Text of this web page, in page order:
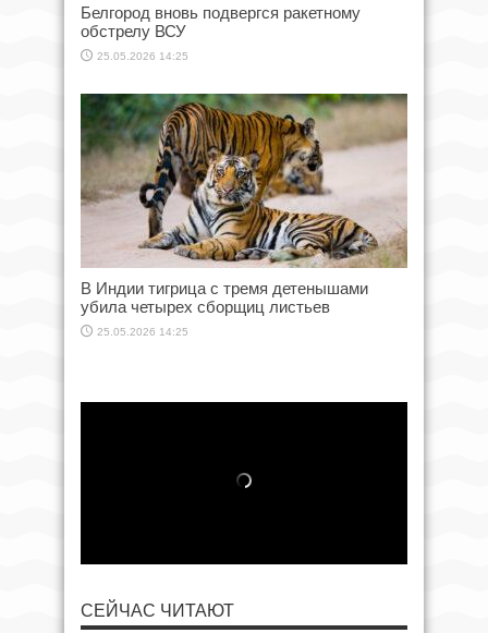
Белгород вновь подвергся ракетному
обстрелу ВСУ
25.05.2026 14:25
В Индии тигрица с тремя детенышами
убила четырех сборщиц листьев
25.05.2026 14:25
СЕЙЧАС ЧИТАЮТ